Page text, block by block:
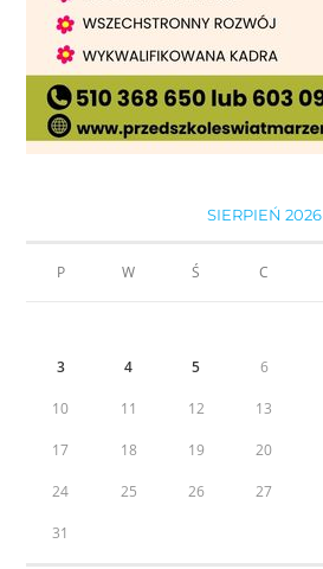
SIERPIEŃ 2026
P W Ś C
3 4 5 6
10 11 12 13
17 18 19 20
24 25 26 27
31